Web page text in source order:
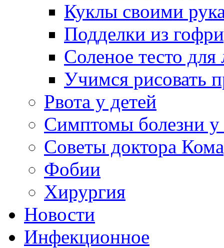
Куклы своими
Подделки из
Соленое тесто для
Учимся рисовать
Рвота у детей
Симптомы болезни у
Советы доктора
Фобии
Хирургия
Новости
Инфекционное